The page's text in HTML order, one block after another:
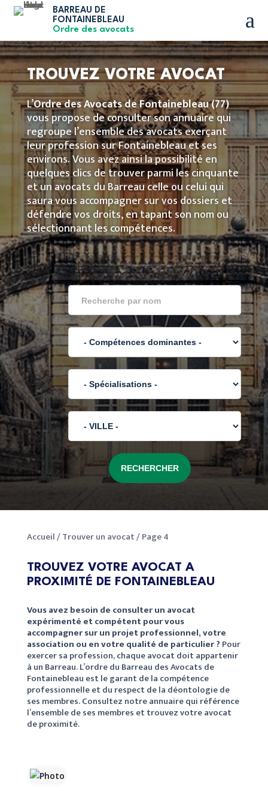
BARREAU DE
FONTAINEBLEAU
Ordre des avocats
a
TROUVEZ VOTRE AVOCAT
L’Ordre des Avocats de Fontainebleau(77)
vous propose de consulter son annuaire qui
regroupe l’ensemble des avocats exerçant
leur profession sur Fontainebleau et ses
environs. Vous avez ainsi la possibilité en
quelques clics de trouver parmi les cinquante
et un avocats du Barreau celle ou celui qui
saura vous accompagner sur vos dossiers et
défendre vos droits, en tapant son nom ou
sélectionnant les compétences.
Accueil/Trouver un avocat/Page 4
TROUVEZ VOTRE AVOCAT A
PROXIMITÉ DE FONTAINEBLEAU
Vous avez besoin de consulter un avocat
expérimenté et compétent pour vous
accompagner sur un projet professionnel, votre
association ou en votre qualité de particulier ? Pour
exercer sa profession, chaque avocat doit appartenir
à un Barreau. L’ordre du Barreau des Avocats de
Fontainebleau est le garant de la compétence
professionnelle et du respect de la déontologie de
ses membres. Consultez notre annuaire qui référence
l’ensemble de ses membres et trouvez votre avocat
de proximité.